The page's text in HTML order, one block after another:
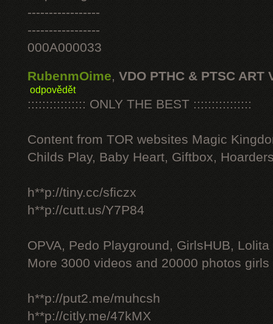
-----------------
-----------------
000A000033
RubenmOime, VDO PTHC & PTSC ART
odpovědět
:::::::::::::::: ONLY THE BEST ::::::::::::::::
Content from TOR websites Magic
Childs Play, Baby Heart, Giftbox,
h**p://tiny.cc/sficzx
h**p://cutt.us/Y7P84
OPVA, Pedo Playground, GirlsHUB, Lolita
More 3000 videos and 20000 photos
h**p://put2.me/muhcsh
h**p://citly.me/47kMX